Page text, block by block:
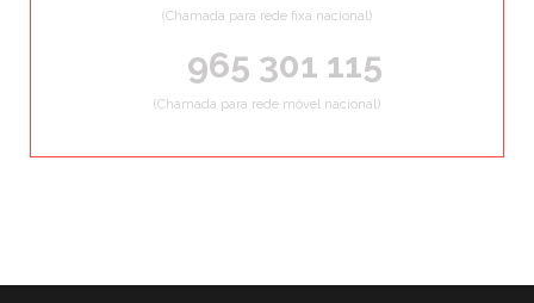
(Chamada para rede fixa nacional)
965 301 115
(Chamada para rede móvel nacional)